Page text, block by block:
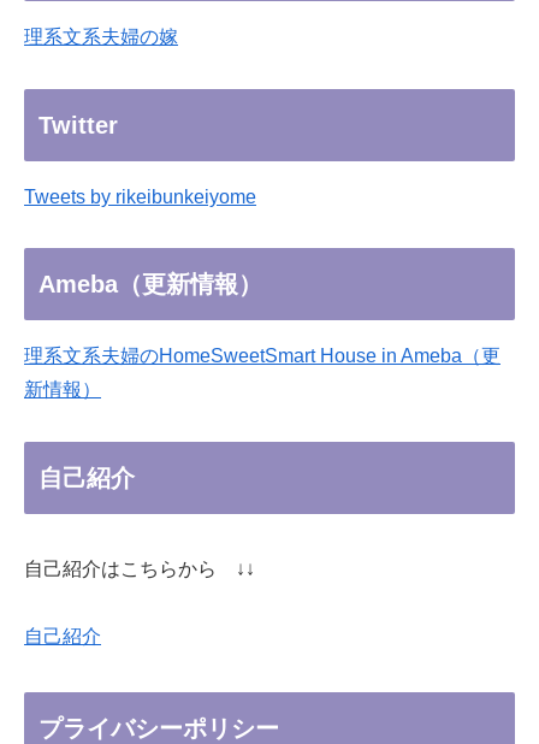
理系文系夫婦の嫁
Twitter
Tweets by rikeibunkeiyome
Ameba（更新情報）
理系文系夫婦のHomeSweetSmart House in Ameba（更
新情報）
自己紹介
自己紹介はこちらから ↓↓
自己紹介
プライバシーポリシー